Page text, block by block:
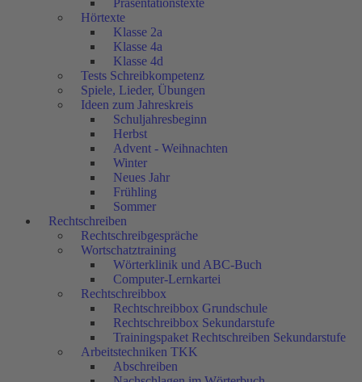
Präsentationstexte
Hörtexte
Klasse 2a
Klasse 4a
Klasse 4d
Tests Schreibkompetenz
Spiele, Lieder, Übungen
Ideen zum Jahreskreis
Schuljahresbeginn
Herbst
Advent - Weihnachten
Winter
Neues Jahr
Frühling
Sommer
Rechtschreiben
Rechtschreibgespräche
Wortschatztraining
Wörterklinik und ABC-Buch
Computer-Lernkartei
Rechtschreibbox
Rechtschreibbox Grundschule
Rechtschreibbox Sekundarstufe
Trainingspaket Rechtschreiben Sekundarstufe
Arbeitstechniken TKK
Abschreiben